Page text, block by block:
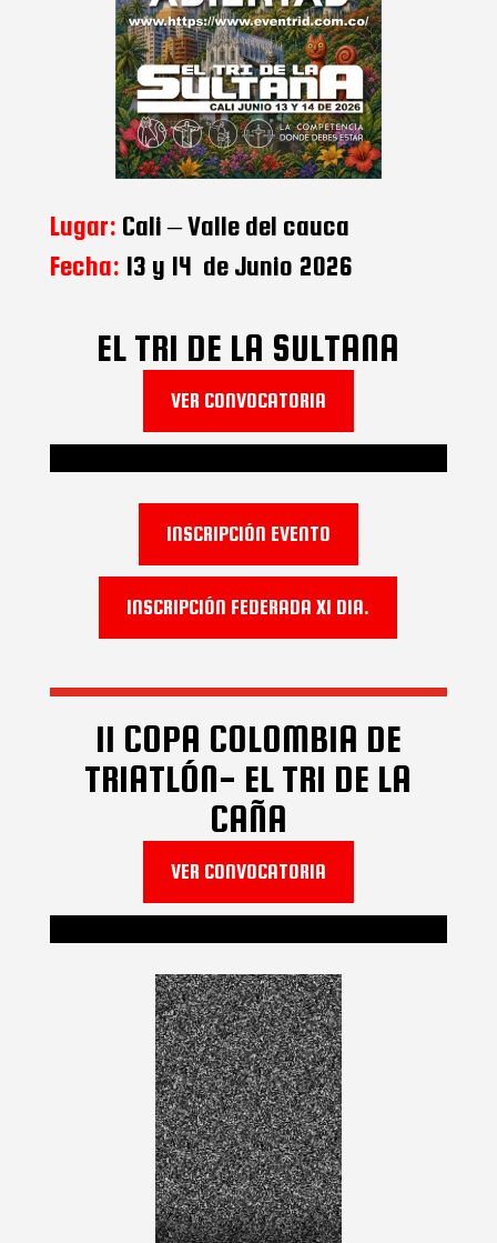
Lugar: Cali – Valle del cauca
Fecha: 13 y 14 de Junio 2026
EL TRI DE LA SULTANA
VER CONVOCATORIA
INSCRIPCIÓN EVENTO
INSCRIPCIÓN FEDERADA X1 DIA.
II COPA COLOMBIA DE
TRIATLÓN- EL TRI DE LA
CAÑA
VER CONVOCATORIA